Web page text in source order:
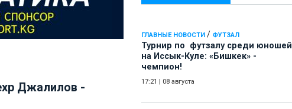
ГЛАВНЫЕ НОВОСТИ / ФУТЗАЛ
Турнир по футзалу среди юношей
на Иссык-Куле: «Бишкек» -
чемпион!
17:21 08 августа
Джалилов -